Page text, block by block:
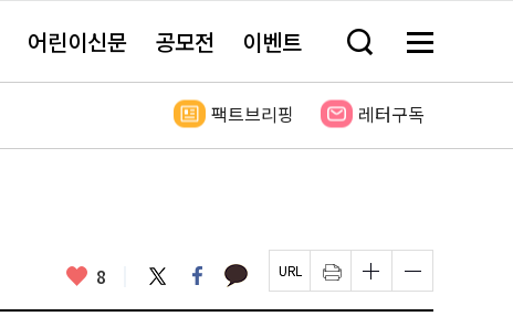
어린이신문 공모전 이벤트 검
창
기
메
전
보
팩트브리핑 레터구독
좋
요
8 트
위
터
페
이
스
카
카 페
이
지
인
쇄
하
글
자
크
글
자
크